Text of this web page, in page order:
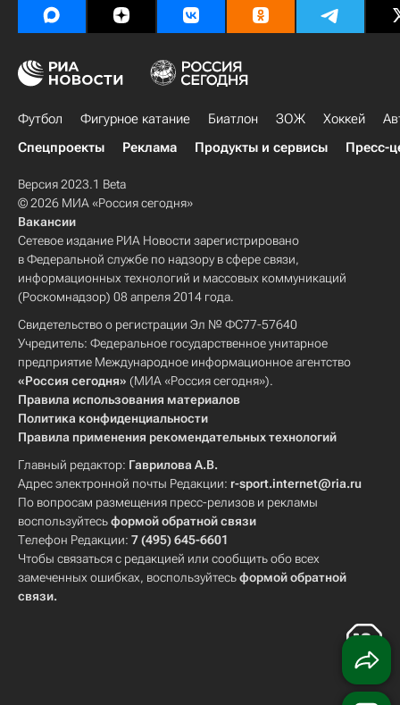
Футбол Фигурное катание Биатлон ЗОЖ Хоккей
Спецпроекты
Реклама Продукты и сервисы Пресс-
Версия 2023.1 Beta
© 2026 МИА «Россия сегодня»
Вакансии
Сетевое издание РИА Новости зарегистрировано
в Федеральной службе по надзору в сфере связи,
информационных технологий и массовых коммуникаций
(Роскомнадзор) 08 апреля 2014 года.
Свидетельство о регистрации Эл № ФС77-57640
Учредитель: Федеральное государственное унитарное
предприятие Международное информационное агентство
«Россия сегодня» (МИА «Россия сегодня»).
Правила использования материалов
Политика конфиденциальности
Правила применения рекомендательных технологий
Главный редактор: Гаврилова А.В.
Адрес электронной почты Редакции: r-sport.internet@ria.ru
По вопросам размещения пресс-релизов и рекламы
воспользуйтесьформой обратной связи
Телефон Редакции: 7 (495) 645-6601
Чтобы связаться с редакцией или сообщить обо всех
замеченных ошибках, воспользуйтесьформой обратной
связи.